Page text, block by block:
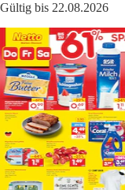
Gültig bis 22.08.2026